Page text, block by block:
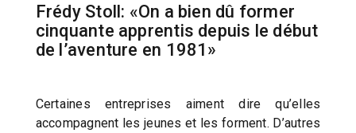
Frédy Stoll: «On a bien dû former
cinquante apprentis depuis le début
de l’aventure en 1981»
Certaines entreprises aiment dire qu’elles
accompagnent les jeunes et les forment. D’autres